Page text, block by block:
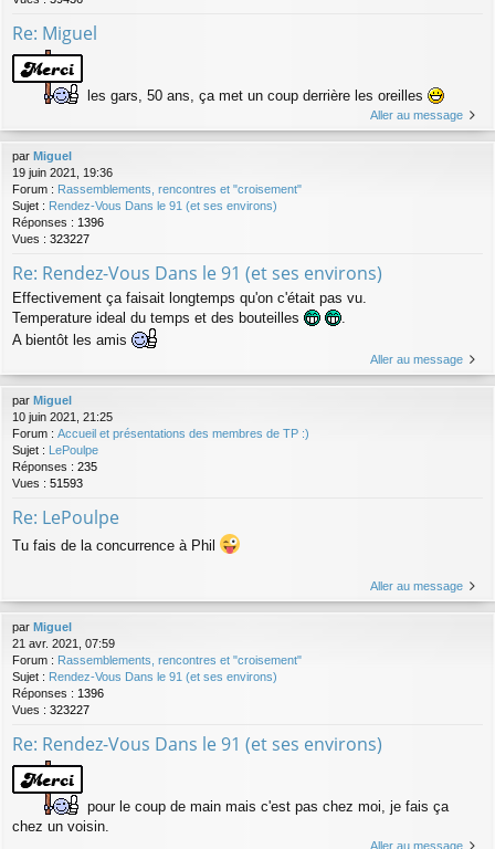
Re: Miguel
les gars, 50 ans, ça met un coup derrière les oreilles
Aller au message
par Miguel
19 juin 2021, 19:36
Forum : Rassemblements, rencontres et "croisement"
Sujet : Rendez-Vous Dans le 91 (et ses environs)
Réponses : 1396
Vues : 323227
Re: Rendez-Vous Dans le 91 (et ses environs)
Effectivement ça faisait longtemps qu'on c'était pas vu.
Temperature ideal du temps et des bouteilles
.
A bientôt les amis
Aller au message
par Miguel
10 juin 2021, 21:25
Forum : Accueil et présentations des membres de TP :)
Sujet : LePoulpe
Réponses : 235
Vues : 51593
Re: LePoulpe
Tu fais de la concurrence à Phil
Aller au message
par Miguel
21 avr. 2021, 07:59
Forum : Rassemblements, rencontres et "croisement"
Sujet : Rendez-Vous Dans le 91 (et ses environs)
Réponses : 1396
Vues : 323227
Re: Rendez-Vous Dans le 91 (et ses environs)
pour le coup de main mais c'est pas chez moi, je fais ça
chez un voisin.
Aller au message